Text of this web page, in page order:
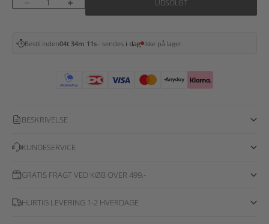
Sænk antal Øg antal UDSOLGT
Bestil inden04t 34m 10s– sendes i dag Ikke på lager
BESKRIVELSE
KUNDESERVICE
GRATIS FRAGT VED KØB OVER 499,-
HURTIG LEVERING 1-2 HVERDAGE